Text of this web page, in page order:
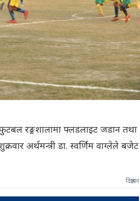
रङ्गशालामा फ्लडलाइट जडान तथा
अर्थमन्त्री डा. स्वर्णिम वाग्लेले बजेट
विज्ञापन